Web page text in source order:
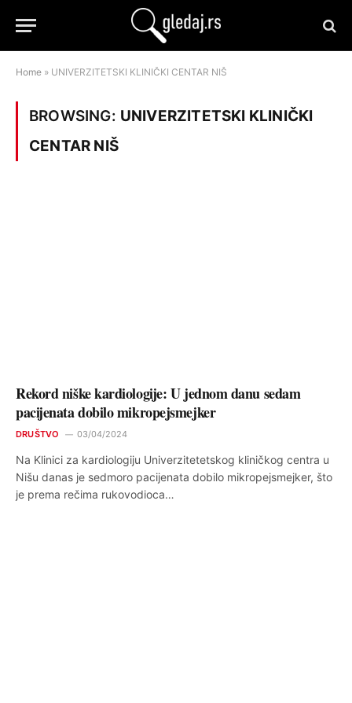
Home » UNIVERZITETSKI KLINIČKI CENTAR NIŠ
BROWSING: UNIVERZITETSKI KLINIČKI
CENTAR NIŠ
Rekord niške kardiologije: U jednom danu sedam
pacijenata dobilo mikropejsmejker
DRUŠTVO 03/04/2024
Na Klinici za kardiologiju Univerzitetetskog kliničkog centra u
Nišu danas je sedmoro pacijenata dobilo mikropejsmejker, što
je prema rečima rukovodioca…